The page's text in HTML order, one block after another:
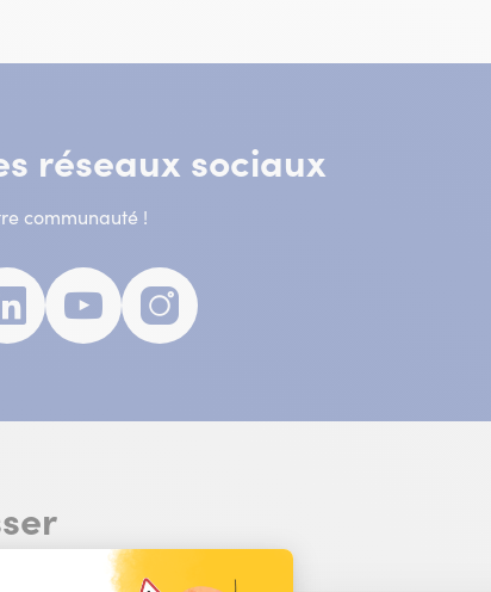
réseaux sociaux
communauté !
Linkedin
(nouvelle
fenêtre)
Youtube
(nouvelle
fenêtre)
Instagram
(nouvelle
fenêtre)